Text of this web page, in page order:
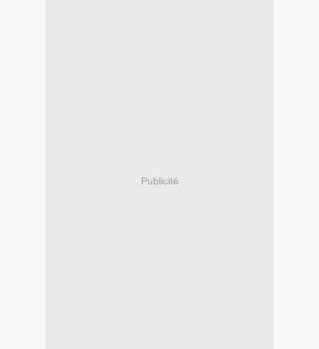
Publicité